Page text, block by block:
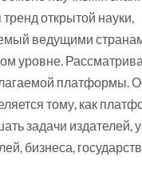
открытой науки,
ведущими
уровне.
платформы.
тому, как
задачи издателей,
бизнеса,